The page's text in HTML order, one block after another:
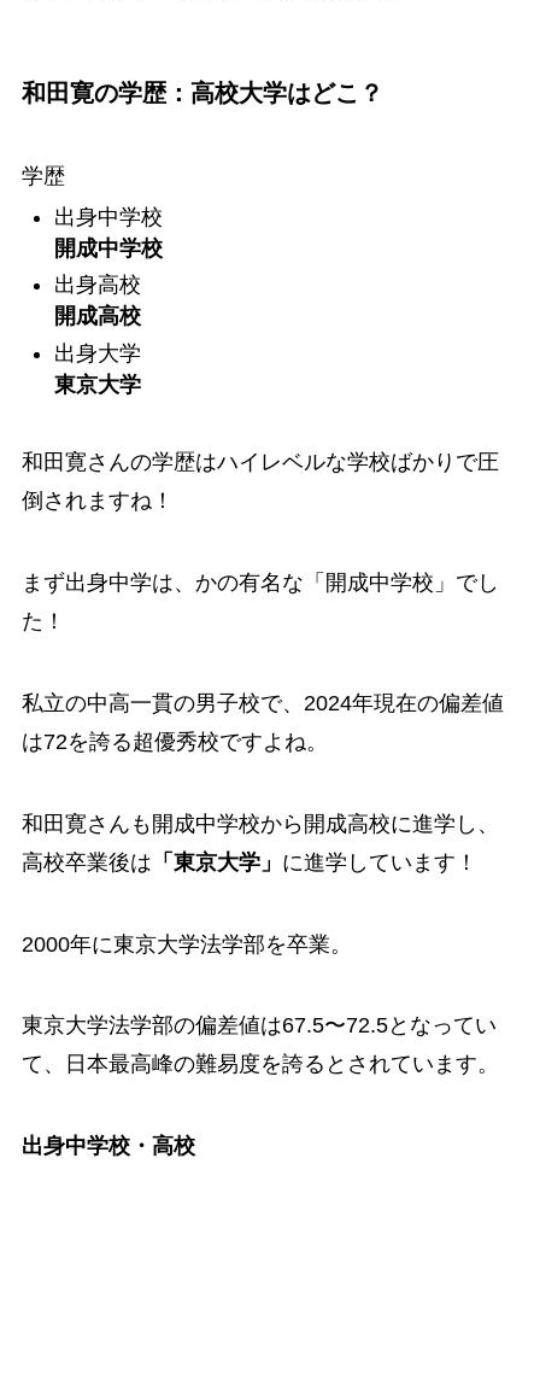
和田寛の学歴：高校大学はどこ？
学歴
出身中学校
開成中学校
出身高校
開成高校
出身大学
東京大学
和田寛さんの学歴はハイレベルな学校ばかりで圧
倒されますね！
まず出身中学は、かの有名な「開成中学校」でし
た！
私立の中高一貫の男子校で、2024年現在の偏差値
は72を誇る超優秀校ですよね。
和田寛さんも開成中学校から開成高校に進学し、
高校卒業後は 「東京大学」 に進学しています！
2000年に東京大学法学部を卒業。
東京大学法学部の偏差値は67.5〜72.5となってい
て、日本最高峰の難易度を誇るとされています。
出身中学校・高校